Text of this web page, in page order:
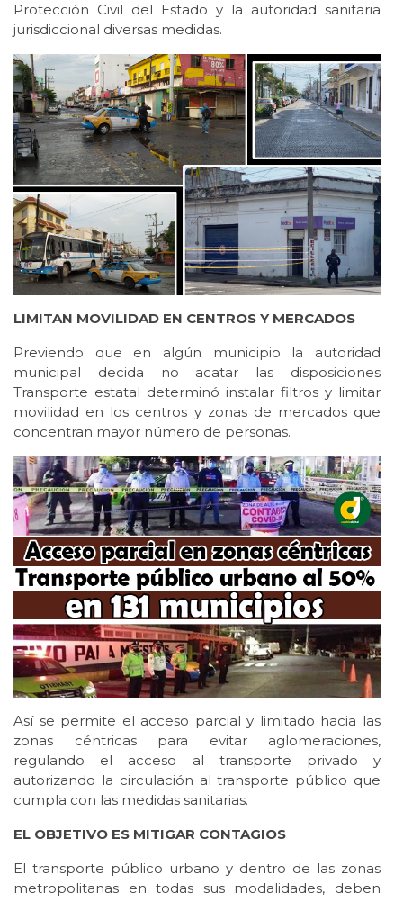
Protección Civil del Estado y la autoridad sanitaria
jurisdiccional diversas medidas.
LIMITAN MOVILIDAD EN CENTROS Y MERCADOS
Previendo que en algún municipio la autoridad
municipal decida no acatar las disposiciones
Transporte estatal determinó instalar filtros y limitar
movilidad en los centros y zonas de mercados que
concentran mayor número de personas.
Así se permite el acceso parcial y limitado hacia las
zonas céntricas para evitar aglomeraciones,
regulando el acceso al transporte privado y
autorizando la circulación al transporte público que
cumpla con las medidas sanitarias.
EL OBJETIVO ES MITIGAR CONTAGIOS
El transporte público urbano y dentro de las zonas
metropolitanas en todas sus modalidades, deben